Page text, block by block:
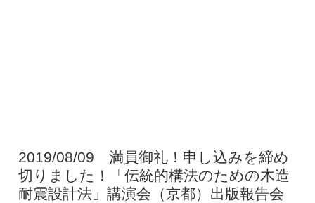
2019/08/09 満員御礼！申し込みを締め
切りました！「伝統的構法のための木造
耐震設計法」講演会（京都）出版報告会